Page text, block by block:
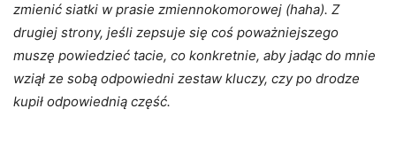
zmienić siatki w prasie zmiennokomorowej (haha). Z
drugiej strony, jeśli zepsuje się coś poważniejszego
muszę powiedzieć tacie, co konkretnie, aby jadąc do mnie
wziął ze sobą odpowiedni zestaw kluczy, czy po drodze
kupił odpowiednią część.